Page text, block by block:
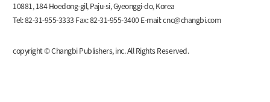
10881, 184 Hoedong-gil, Paju-si, Gyeonggi-do, Korea
Tel: 82-31-955-3333 Fax: 82-31-955-3400 E-mail:cnc@changbi.com
copyright © Changbi Publishers, inc. All Rights Reserved.